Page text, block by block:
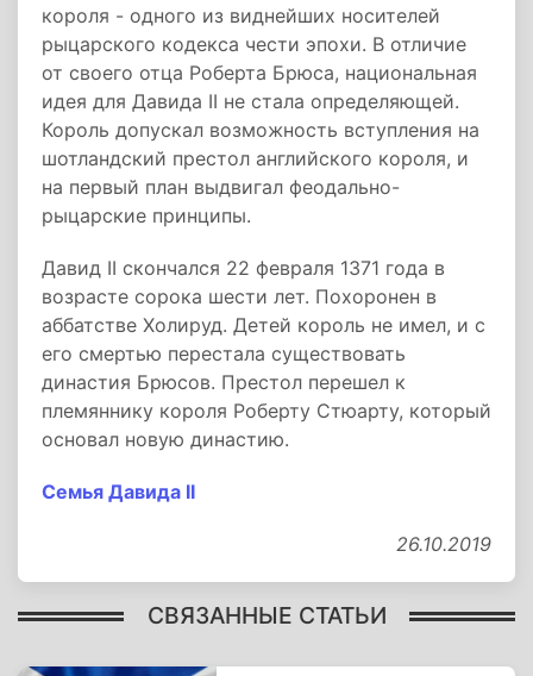
короля - одного из виднейших носителей
рыцарского кодекса чести эпохи. В отличие
от своего отца Роберта Брюса, национальная
идея для Давида II не стала определяющей.
Король допускал возможность вступления на
шотландский престол английского короля, и
на первый план выдвигал феодально-
рыцарские принципы.
Давид II скончался 22 февраля 1371 года в
возрасте сорока шести лет. Похоронен в
аббатстве Холируд. Детей король не имел, и с
его смертью перестала существовать
династия Брюсов. Престол перешел к
племяннику короля Роберту Стюарту, который
основал новую династию.
Семья Давида II
26.10.2019
СВЯЗАННЫЕ СТАТЬИ